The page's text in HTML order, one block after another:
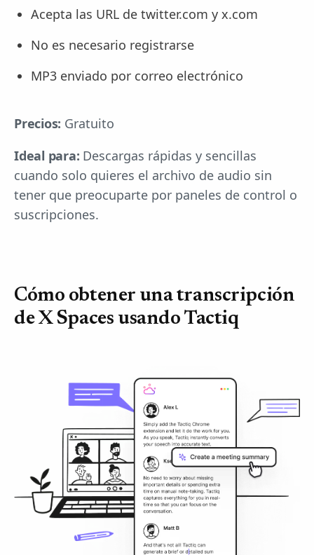
Acepta las URL de twitter.com y x.com
No es necesario registrarse
MP3 enviado por correo electrónico
Precios: Gratuito
Ideal para: Descargas rápidas y sencillas
cuando solo quieres el archivo de audio sin
tener que preocuparte por paneles de control o
suscripciones.
Cómo obtener una transcripción
de X Spaces usando Tactiq